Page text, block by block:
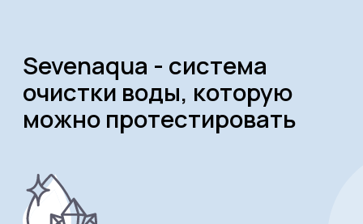
Вода очищается практически от любых
загрязнений, а затем восстанавливает
свою минеральную ценность
Простое обслуживание